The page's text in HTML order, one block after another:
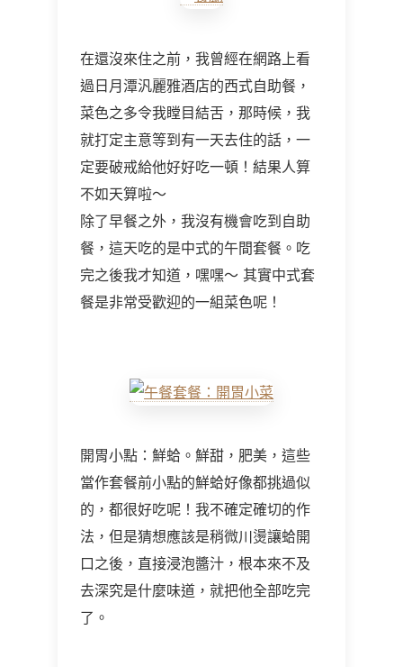
在還沒來住之前，我曾經在網路上看
過日月潭汎麗雅酒店的西式自助餐，
菜色之多令我瞠目結舌，那時候，我
就打定主意等到有一天去住的話，一
定要破戒給他好好吃一頓！結果人算
不如天算啦～
除了早餐之外，我沒有機會吃到自助
餐，這天吃的是中式的午間套餐。吃
完之後我才知道，嘿嘿～ 其實中式套
餐是非常受歡迎的一組菜色呢！
開胃小點：鮮蛤。鮮甜，肥美，這些
當作套餐前小點的鮮蛤好像都挑過似
的，都很好吃呢！我不確定確切的作
法，但是猜想應該是稍微川燙讓蛤開
口之後，直接浸泡醬汁，根本來不及
去深究是什麼味道，就把他全部吃完
了。